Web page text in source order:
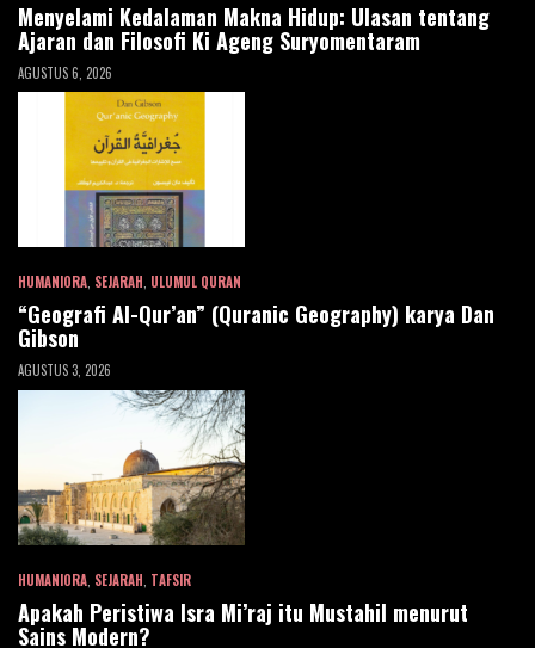
Menyelami Kedalaman Makna Hidup: Ulasan tentang
Ajaran dan Filosofi Ki Ageng Suryomentaram
AGUSTUS 6, 2026
HUMANIORA, SEJARAH, ULUMUL QURAN
“Geografi Al-Qur’an” (Quranic Geography) karya Dan
Gibson
AGUSTUS 3, 2026
HUMANIORA, SEJARAH, TAFSIR
Apakah Peristiwa Isra Mi’raj itu Mustahil menurut
Sains Modern?